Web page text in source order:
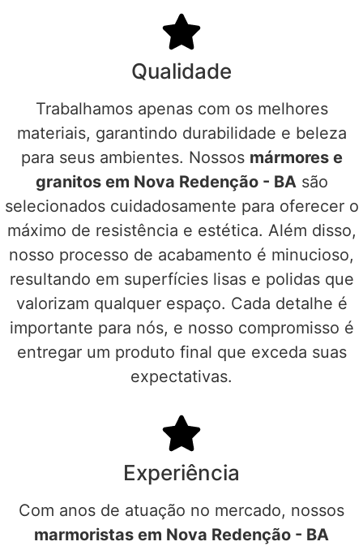
Qualidade
Trabalhamos apenas com os melhores
materiais, garantindo durabilidade e beleza
para seus ambientes. Nossos mármores e
granitos em Nova Redenção - BAsão
selecionados cuidadosamente para oferecer o
máximo de resistência e estética. Além disso,
nosso processo de acabamento é minucioso,
resultando em superfícies lisas e polidas que
valorizam qualquer espaço. Cada detalhe é
importante para nós, e nosso compromisso é
entregar um produto final que exceda suas
expectativas.
Experiência
Com anos de atuação no mercado, nossos
marmoristas em Nova Redenção - BA